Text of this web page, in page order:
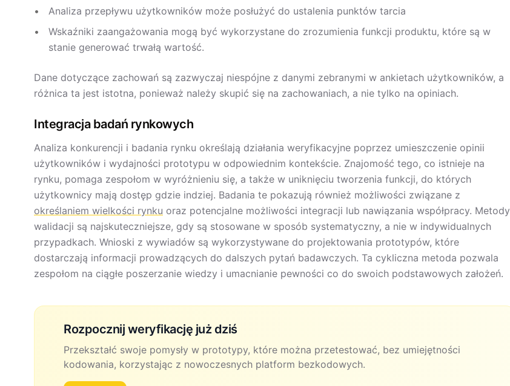
Analiza przepływu użytkowników może posłużyć do ustalenia punktów tarcia
Wskaźniki zaangażowania mogą być wykorzystane do zrozumienia funkcji produktu, które są w
stanie generować trwałą wartość.
Dane dotyczące zachowań są zazwyczaj niespójne z danymi zebranymi w ankietach użytkowników, a
różnica ta jest istotna, ponieważ należy skupić się na zachowaniach, a nie tylko na opiniach.
Integracja badań rynkowych
Analiza konkurencji i badania rynku określają działania weryfikacyjne poprzez umieszczenie opinii
użytkowników i wydajności prototypu w odpowiednim kontekście. Znajomość tego, co istnieje na
rynku, pomaga zespołom w wyróżnieniu się, a także w uniknięciu tworzenia funkcji, do których
użytkownicy mają dostęp gdzie indziej. Badania te pokazują również możliwości związane z
określaniem wielkości rynku oraz potencjalne możliwości integracji lub nawiązania współpracy. Metody
walidacji są najskuteczniejsze, gdy są stosowane w sposób systematyczny, a nie w indywidualnych
przypadkach. Wnioski z wywiadów są wykorzystywane do projektowania prototypów, które
dostarczają informacji prowadzących do dalszych pytań badawczych. Ta cykliczna metoda pozwala
zespołom na ciągłe poszerzanie wiedzy i umacnianie pewności co do swoich podstawowych założeń.
Rozpocznij weryfikację już dziś
Przekształć swoje pomysły w prototypy, które można przetestować, bez umiejętności
kodowania, korzystając z nowoczesnych platform bezkodowych.